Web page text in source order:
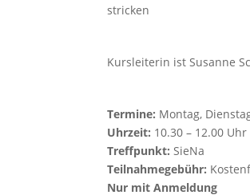
stricken
Kursleiterin ist Susanne
Termine: Montag,
Uhrzeit: 10.30 – 12.00 Uhr
Treffpunkt: SieNa
Teilnahmegebühr:
Nur mit Anmeldung